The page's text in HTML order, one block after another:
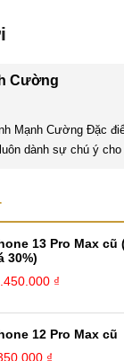
Cường
điểm nổi bật Công nghệ là
dành sự chú ý cho
vị. Tinh thần tự giác
13 Pro Max cũ
30%)
₫
12 Pro Max cũ
₫